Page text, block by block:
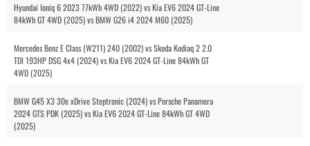
Hyundai Ioniq 6 2023 77kWh 4WD (2022) vs Kia EV6 2024 GT-Line
84kWh GT 4WD (2025) vs BMW G26 i4 2024 M60 (2025)
Mercedes Benz E Class (W211) 240 (2002) vs Skoda Kodiaq 2 2.0
TDI 193HP DSG 4x4 (2024) vs Kia EV6 2024 GT-Line 84kWh GT
4WD (2025)
BMW G45 X3 30e xDrive Steptronic (2024) vs Porsche Panamera
2024 GTS PDK (2025) vs Kia EV6 2024 GT-Line 84kWh GT 4WD
(2025)